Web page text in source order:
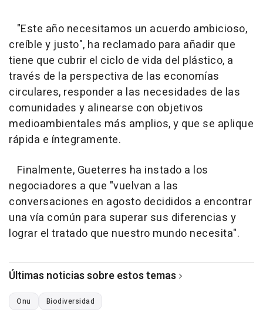
"Este año necesitamos un acuerdo ambicioso,
creíble y justo", ha reclamado para añadir que
tiene que cubrir el ciclo de vida del plástico, a
través de la perspectiva de las economías
circulares, responder a las necesidades de las
comunidades y alinearse con objetivos
medioambientales más amplios, y que se aplique
rápida e íntegramente.
Finalmente, Gueterres ha instado a los
negociadores a que "vuelvan a las
conversaciones en agosto decididos a encontrar
una vía común para superar sus diferencias y
lograr el tratado que nuestro mundo necesita".
Últimas noticias sobre estos temas
Onu Biodiversidad